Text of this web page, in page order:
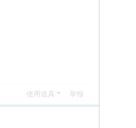
使用道具 举报